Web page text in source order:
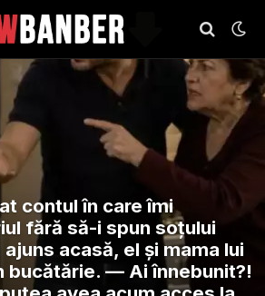
contul în care îmi
fără să-i spun soțului
acasă, el și mama lui
bucătărie. — Ai înnebunit?!